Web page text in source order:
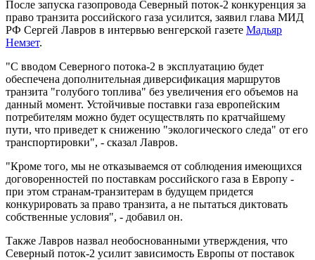
После запуска газопровода Северный поток-2 конкуренция за
право транзита российского газа усилится, заявил глава МИД
РФ Сергей Лавров в интервью венгерской газете Мадьяр
Немзет.
"С вводом Северного потока-2 в эксплуатацию будет
обеспечена дополнительная диверсификация маршрутов
транзита "голубого топлива" без увеличения его объемов на
данный момент. Устойчивые поставки газа европейским
потребителям можно будет осуществлять по кратчайшему
пути, что приведет к снижению "экологического следа" от его
транспортировки", - сказал Лавров.
"Кроме того, мы не отказываемся от соблюдения имеющихся
договоренностей по поставкам российского газа в Европу -
при этом странам-транзитерам в будущем придется
конкурировать за право транзита, а не пытаться диктовать
собственные условия", - добавил он.
Также Лавров назвал необоснованными утверждения, что
Северный поток-2 усилит зависимость Европы от поставок